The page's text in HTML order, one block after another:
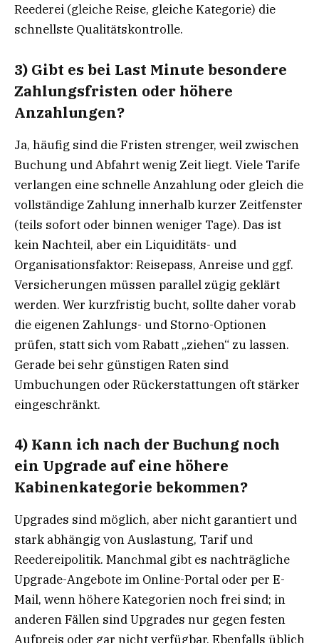
Reederei (gleiche Reise, gleiche Kategorie) die
schnellste Qualitätskontrolle.
3) Gibt es bei Last Minute besondere
Zahlungsfristen oder höhere
Anzahlungen?
Ja, häufig sind die Fristen strenger, weil zwischen
Buchung und Abfahrt wenig Zeit liegt. Viele Tarife
verlangen eine schnelle Anzahlung oder gleich die
vollständige Zahlung innerhalb kurzer Zeitfenster
(teils sofort oder binnen weniger Tage). Das ist
kein Nachteil, aber ein Liquiditäts- und
Organisationsfaktor: Reisepass, Anreise und ggf.
Versicherungen müssen parallel zügig geklärt
werden. Wer kurzfristig bucht, sollte daher vorab
die eigenen Zahlungs- und Storno-Optionen
prüfen, statt sich vom Rabatt „ziehen“ zu lassen.
Gerade bei sehr günstigen Raten sind
Umbuchungen oder Rückerstattungen oft stärker
eingeschränkt.
4) Kann ich nach der Buchung noch
ein Upgrade auf eine höhere
Kabinenkategorie bekommen?
Upgrades sind möglich, aber nicht garantiert und
stark abhängig von Auslastung, Tarif und
Reedereipolitik. Manchmal gibt es nachträgliche
Upgrade-Angebote im Online-Portal oder per E-
Mail, wenn höhere Kategorien noch frei sind; in
anderen Fällen sind Upgrades nur gegen festen
Aufpreis oder gar nicht verfügbar. Ebenfalls üblich